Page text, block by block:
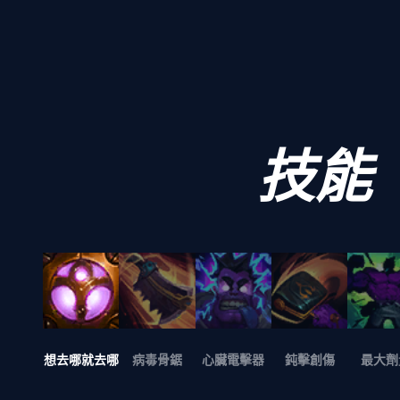
技能
想去哪就去哪 病毒骨鋸 心臟電擊器 鈍擊創傷 最大